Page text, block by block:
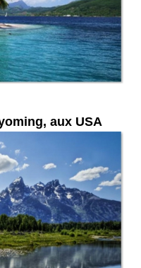
aux USA